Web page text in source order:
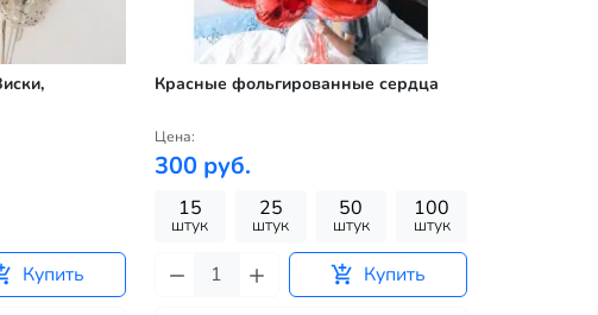
Купить
Красные фольгированные сердца
Цена:
300 руб.
15
штук
25
штук
50
штук
100
штук
Купить